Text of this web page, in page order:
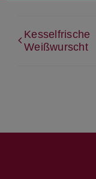
Kesselfrische
Weißwurscht